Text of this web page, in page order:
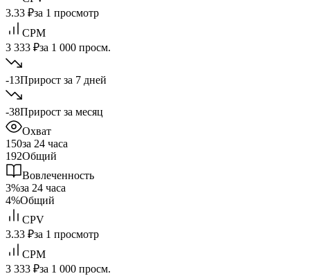
3.33 ₽за 1 просмотр
CPM
3 333 ₽за 1 000 просм.
-13Прирост за 7 дней
-38Прирост за месяц
Охват
150за 24 часа
192Общий
Вовлеченность
3%за 24 часа
4%Общий
CPV
3.33 ₽за 1 просмотр
CPM
3 333 ₽за 1 000 просм.